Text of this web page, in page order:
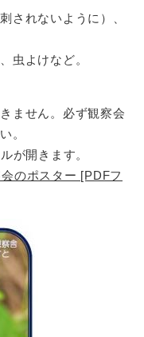
されないように）、
虫よけなど。
ません。必ず観察会
。
が開きます。
のポスター [PDFフ